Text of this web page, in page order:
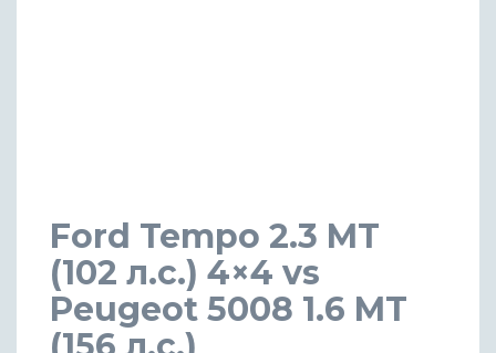
Ford Tempo 2.3 MT
(102 л.с.) 4×4 vs
Peugeot 5008 1.6 MT